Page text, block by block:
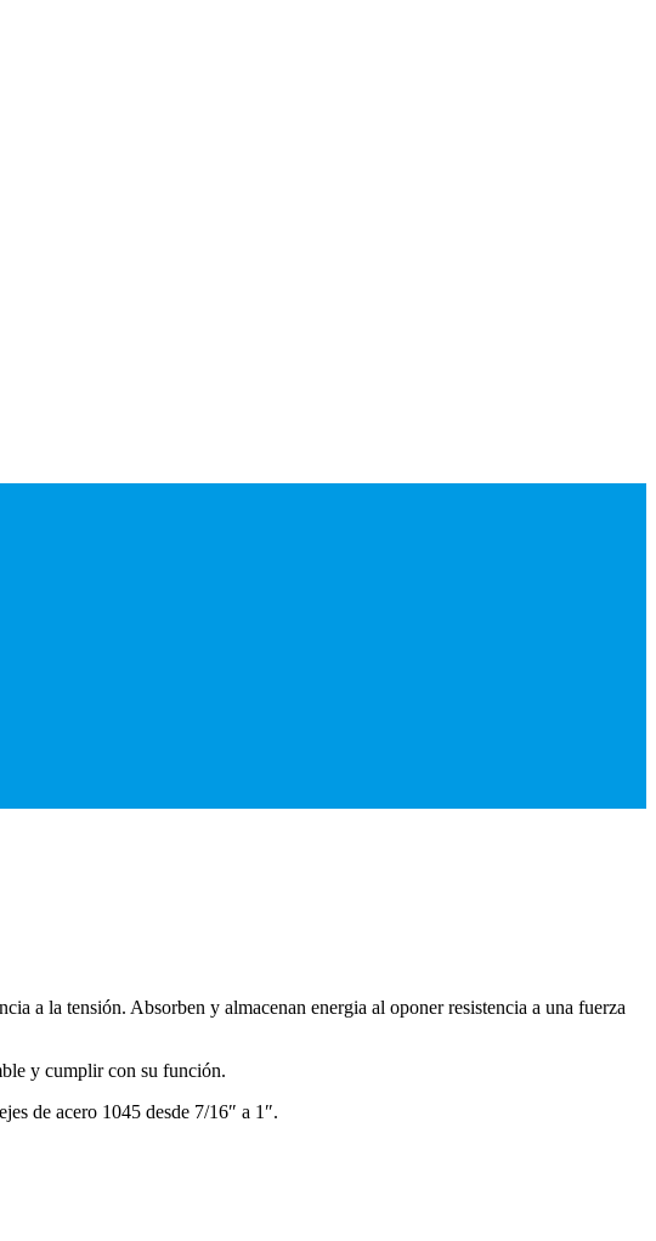
a la tensión. Absorben y almacenan energia al oponer resistencia a una fuerza
y cumplir con su función.
de acero 1045 desde 7/16″ a 1″.